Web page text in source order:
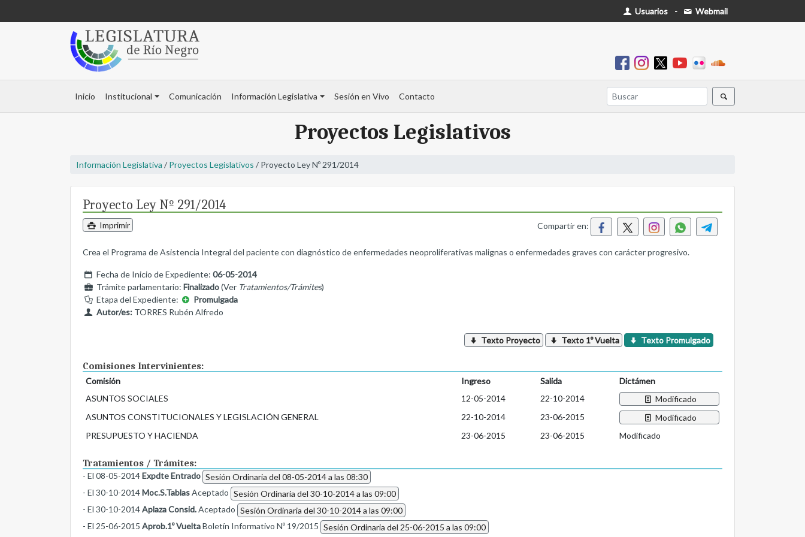
Usuarios - Webmail
Inicio Institucional Comunicación Información Legislativa Sesión en Vivo Contacto
Proyectos Legislativos
Información Legislativa / Proyectos Legislativos / Proyecto Ley Nº 291/2014
Proyecto Ley Nº 291/2014
Imprimir Compartir en:
Crea el Programa de Asistencia Integral del paciente con diagnóstico de enfermedades neoproliferativas malignas o enfermedades graves con carácter progresivo.
Fecha de Inicio de Expediente: 06-05-2014
Trámite parlamentario: Finalizado(Ver Tratamientos/Trámites)
Etapa del Expediente:
Promulgada
Autor/es:TORRES Rubén Alfredo
Texto Proyecto Texto 1º Vuelta Texto Promulgado
Comisiones Intervinientes:
Comisión Ingreso Salida
Dictámen
ASUNTOS SOCIALES
12-05-2014 22-10-2014
Modificado
ASUNTOS CONSTITUCIONALES Y LEGISLACIÓN GENERAL
22-10-2014 23-06-2015
Modificado
PRESUPUESTO Y HACIENDA
23-06-2015 23-06-2015 Modificado
Tratamientos / Trámites:
- El 08-05-2014Expdte Entrado Sesión Ordinaria del 08-05-2014 a las 08:30
- El 30-10-2014Moc.S.TablasAceptado Sesión Ordinaria del 30-10-2014 a las 09:00
- El 30-10-2014Aplaza Consid.Aceptado Sesión Ordinaria del 30-10-2014 a las 09:00
- El 25-06-2015 Aprob.1º VueltaBoletín Informativo Nº 19/2015 Sesión Ordinaria del 25-06-2015 a las 09:00